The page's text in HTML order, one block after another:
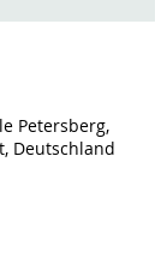
Petersberg,
Deutschland